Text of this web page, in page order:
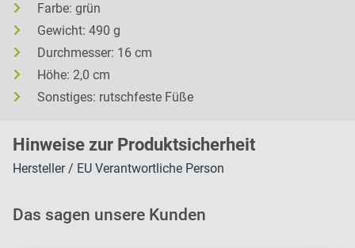
Farbe: grün
Gewicht: 490 g
Durchmesser: 16 cm
Höhe: 2,0 cm
Sonstiges: rutschfeste Füße
Hinweise zur Produktsicherheit
Hersteller / EU Verantwortliche Person
Das sagen unsere Kunden